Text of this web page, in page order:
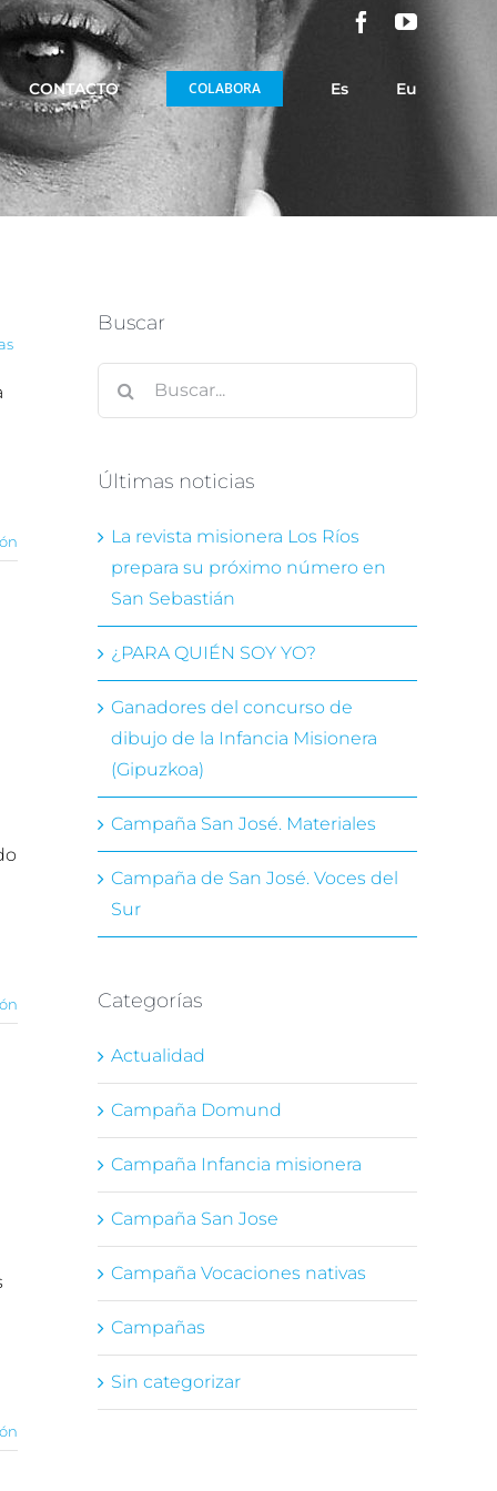
FacebookYouTube
CONTACTO COLABORA Es Eu
Buscar
Últimas noticias
La revista misionera Los Ríos
prepara su próximo número en
San Sebastián
¿PARA QUIÉN SOY YO?
Ganadores del concurso de
dibujo de la Infancia Misionera
(Gipuzkoa)
Campaña San José. Materiales
Campaña de San José. Voces del
Sur
Categorías
Actualidad
Campaña Domund
Campaña Infancia misionera
Campaña San Jose
Campaña Vocaciones nativas
Campañas
Sin categorizar